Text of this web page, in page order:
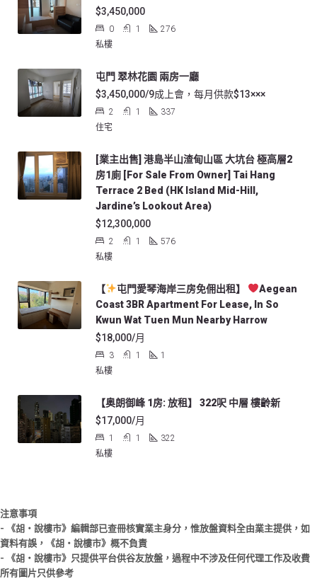
$3,450,000
0 1
276
私樓
屯門 翠林花園 兩房一廳
$3,450,000/9成上會，每月供款$13×××
2 1
337
住宅
[業主出售] 港島半山渣甸山區 大坑台 極高層2
房1廁 [For Sale From Owner] Tai Hang
Terrace 2 Bed (HK Island Mid-Hill,
Jardine’s Lookout Area)
$12,300,000
2 1
576
私樓
【 屯門愛琴海岸三房免佣出租】
Aegean
Coast 3BR Apartment For Lease, In So
Kwun Wat Tuen Mun Nearby Harrow
$18,000/月
3 1
1
私樓
【奥朗御峰 1房: 放租】 322呎 中層 樓齡新
$17,000/月
1 1
322
私樓
注意事項
- 《胡‧說樓市》編輯部已查冊核實業主身分，惟放盤資料全由業主提供，如
資料有誤，《胡‧說樓市》概不負責
- 《胡‧說樓市》只提供平台供谷友放盤，過程中不涉及任何代理工作及收費
所有圖片只供參考